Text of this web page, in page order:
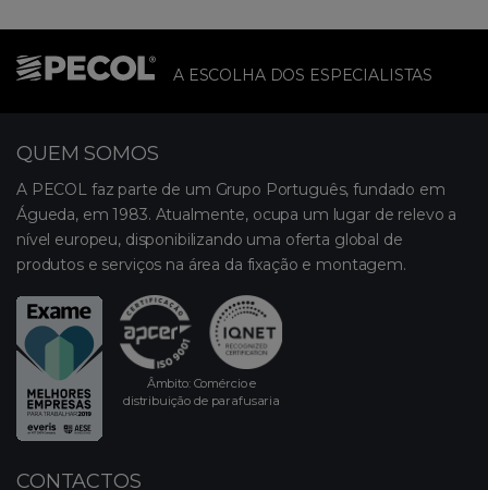
A ESCOLHA DOS ESPECIALISTAS
QUEM SOMOS
A PECOL faz parte de um Grupo Português, fundado em
Águeda, em 1983. Atualmente, ocupa um lugar de relevo a
nível europeu, disponibilizando uma oferta global de
produtos e serviços na área da fixação e montagem.
Âmbito: Comércio e
distribuição de parafusaria
CONTACTOS